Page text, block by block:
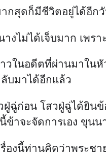
กสุดก็มีชีวิตอยู่ได้อีก
งไม่ได้เจ็บมาก เพ